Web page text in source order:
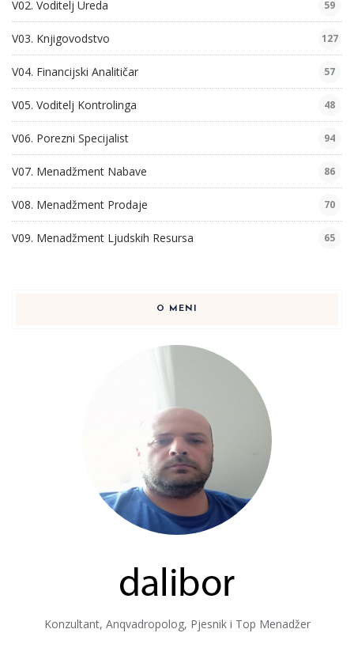
V02. Voditelj Ureda 59
V03. Knjigovodstvo 127
V04. Financijski Analitičar 57
V05. Voditelj Kontrolinga 48
V06. Porezni Specijalist 94
V07. Menadžment Nabave 86
V08. Menadžment Prodaje 70
V09. Menadžment Ljudskih Resursa 65
O MENI
Konzultant, Anqvadropolog, Pjesnik i Top Menadžer